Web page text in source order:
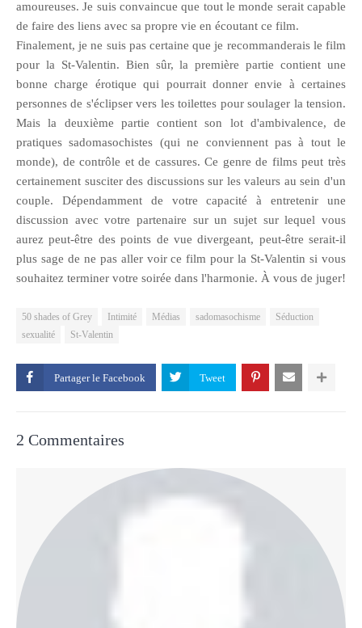
amoureuses. Je suis convaincue que tout le monde serait capable
de faire des liens avec sa propre vie en écoutant ce film.
Finalement, je ne suis pas certaine que je recommanderais le film
pour la St-Valentin. Bien sûr, la première partie contient une
bonne charge érotique qui pourrait donner envie à certaines
personnes de s'éclipser vers les toilettes pour soulager la tension.
Mais la deuxième partie contient son lot d'ambivalence, de
pratiques sadomasochistes (qui ne conviennent pas à tout le
monde), de contrôle et de cassures. Ce genre de films peut très
certainement susciter des discussions sur les valeurs au sein d'un
couple. Dépendamment de votre capacité à entretenir une
discussion avec votre partenaire sur un sujet sur lequel vous
aurez peut-être des points de vue divergeant, peut-être serait-il
plus sage de ne pas aller voir ce film pour la St-Valentin si vous
souhaitez terminer votre soirée dans l'harmonie. À vous de juger!
50 shades of Grey Intimité Médias sadomasochisme
Séduction
sexualité
St-Valentin
Partager le
2 Commentaires